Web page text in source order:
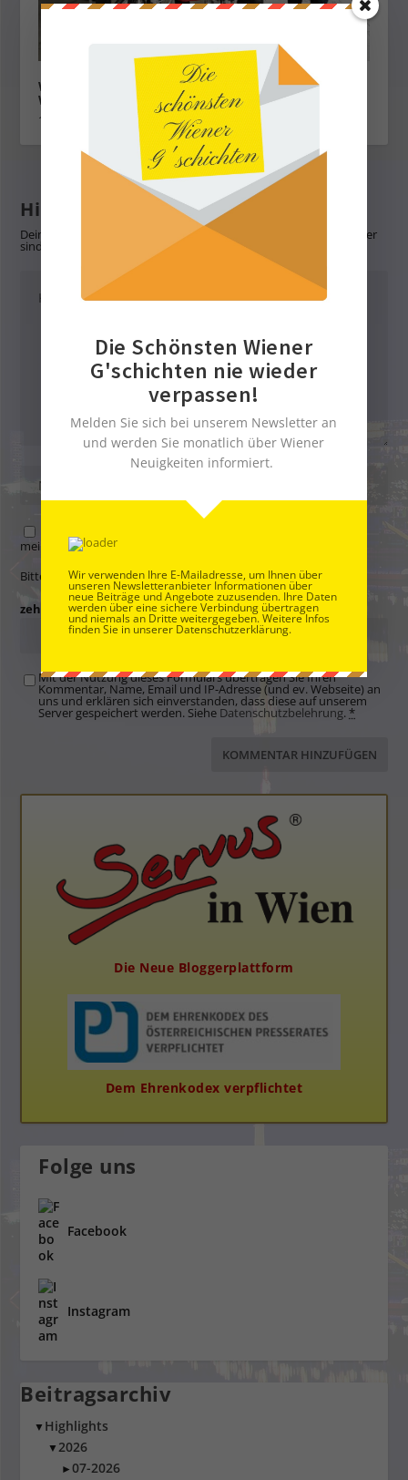
WienMobil Rad: 3.000 Räder für Wienerinnen und
Wiener
1. Mai 2022
Hinterlasse eine Antwort
Deine E-Mail-Adresse wird nicht veröffentlicht. Erforderliche Felder
sind mit
Name, E-Mail-Adresse und Website in diesem Browser für
meinen nächsten Kommentar speichern.
Bitte gib eine Antwort in Ziffern ein:
zehn + 7 =
Mit der Nutzung dieses Formulars übertragen Sie Ihren
Kommentar, Name, Email und IP-Adresse (und ev. Webseite) an
uns und erklären sich einverstanden, dass diese auf unserem
Server gespeichert werden. Siehe Datenschutzbelehrung.*
Die Neue Bloggerplattform
Dem Ehrenkodex verpflichtet
Folge uns
Facebook
Instagram
Beitragsarchiv
▼ Highlights
▼2026
►07-2026
Die Schönsten Wiener
G'schichten nie wieder
verpassen!
Melden Sie sich bei unserem Newsletter an
und werden Sie monatlich über Wiener
Neuigkeiten informiert.
Wir verwenden Ihre E-Mailadresse, um Ihnen über
unseren Newsletteranbieter Informationen über
neue Beiträge und Angebote zuzusenden. Ihre Daten
werden über eine sichere Verbindung übertragen
und niemals an Dritte weitergegeben. Weitere Infos
finden Sie in unserer Datenschutzerklärung.